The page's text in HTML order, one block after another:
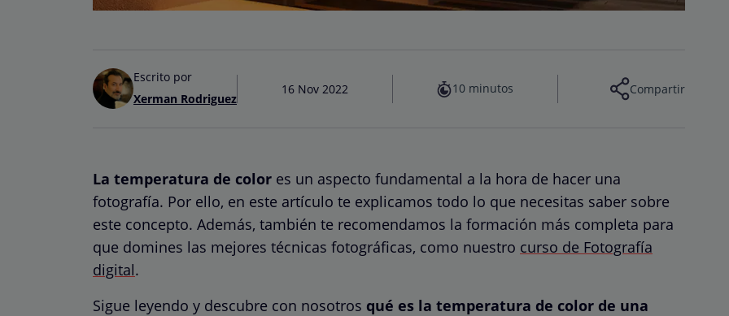
Escrito por
Xerman Rodriguez
16 Nov 2022 10 minutos Compartir
La temperatura de color es un aspecto fundamental a la hora de hacer una
fotografía. Por ello, en este artículo te explicamos todo lo que necesitas saber sobre
este concepto. Además, también te recomendamos la formación más completa para
que domines las mejores técnicas fotográficas, como nuestro curso de Fotografía
digital.
Sigue leyendo y descubre con nosotros qué es la temperatura de color de una